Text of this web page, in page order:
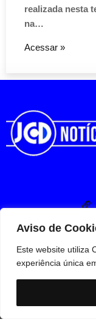
realizada nesta
na…
Acessar »